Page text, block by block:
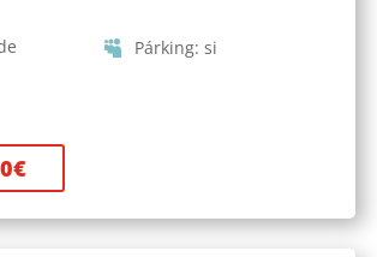
Párking: si
€